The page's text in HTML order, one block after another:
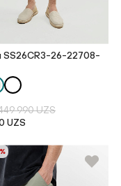
26-22708-
990 UZS
UZS